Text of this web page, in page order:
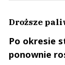
Droższe
Po okresie
ponownie